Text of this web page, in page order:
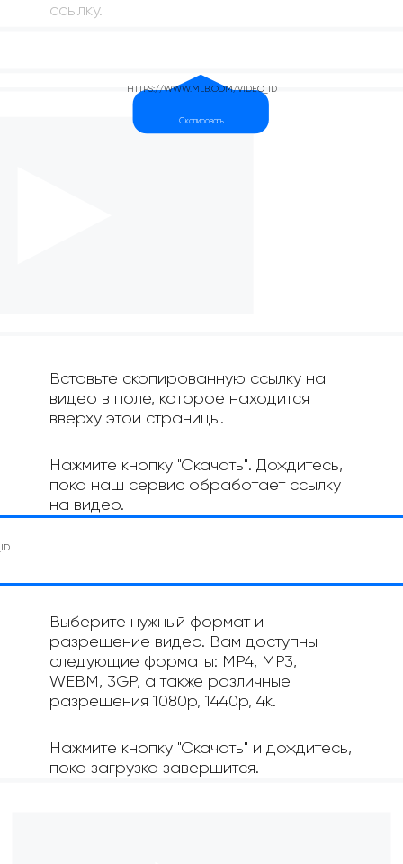
ссылку.
Вставьте скопированную ссылку на
видео в поле, которое находится
вверху этой страницы.
Нажмите кнопку "Скачать". Дождитесь,
пока наш сервис обработает ссылку
на видео.
Выберите нужный формат и
разрешение видео. Вам доступны
следующие форматы: MP4, MP3,
WEBM, 3GP, а также различные
разрешения 1080p, 1440p, 4k.
Нажмите кнопку "Скачать" и дождитесь,
пока загрузка завершится.